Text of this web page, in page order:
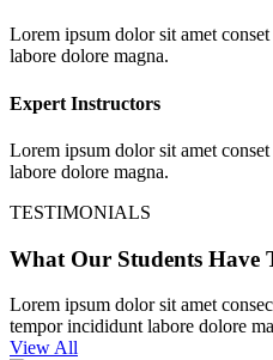
Lorem ipsum dolor sit amet
labore dolore magna.
Expert Instructors
Lorem ipsum dolor sit amet
labore dolore magna.
TESTIMONIALS
What Our Students Have
Lorem ipsum dolor sit amet
tempor incididunt labore dolore
View All